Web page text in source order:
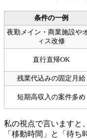
条件の一例
夜勤メイン・商業施設や
ィス改修
直行直帰OK
残業代込みの固定月給
短期高収入の案件多め
私の視点で言いますと
「移動時間」と「待